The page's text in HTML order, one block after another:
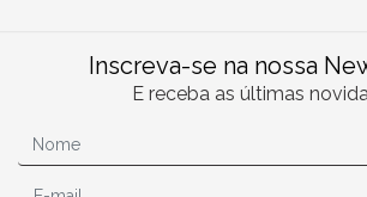
Inscreva-se na nossa
E receba as últimas